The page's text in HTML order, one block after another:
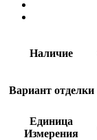
Наличие
Вариант отделки
Единица
Измерения